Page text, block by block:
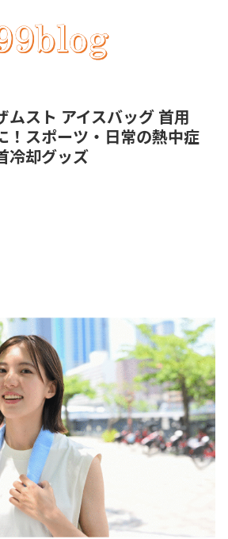
ムスト アイスバッグ 首用
！スポーツ・日常の熱中症
冷却グッズ